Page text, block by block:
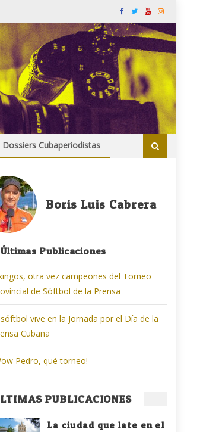
Dossiers Cubaperiodistas
Boris Luis Cabrera
Publicaciones
otra vez campeones del Torneo
de Sóftbol de la Prensa
sóftbol vive en la Jornada por el Día de la
Cubana
Pedro, qué torneo!
PUBLICACIONES
La ciudad que late en el